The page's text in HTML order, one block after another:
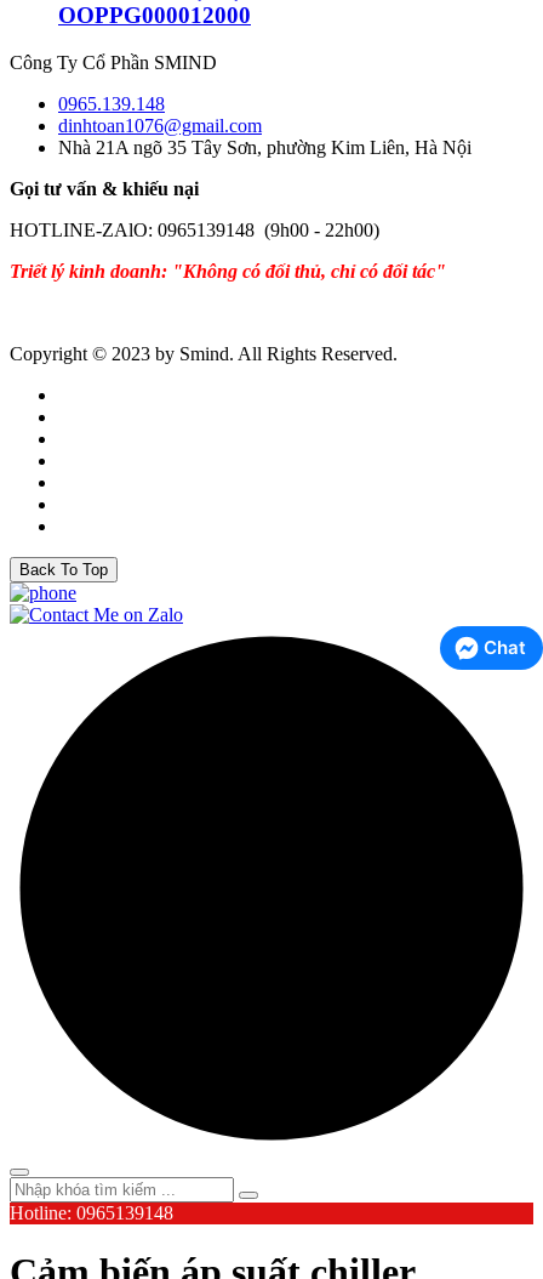
OOPPG000012000
Công Ty Cổ Phần SMIND
0965.139.148
dinhtoan1076@gmail.com
Nhà 21A ngõ 35 Tây Sơn, phường Kim Liên, Hà Nội
Gọi tư vấn & khiếu nại
HOTLINE-ZAlO: 0965139148 (9h00 - 22h00)
Triết lý kinh doanh: "Không có đối thủ, chỉ có đối tác"
Copyright © 2023 by Smind. All Rights Reserved.
Back To Top
Chat
Hotline: 0965139148